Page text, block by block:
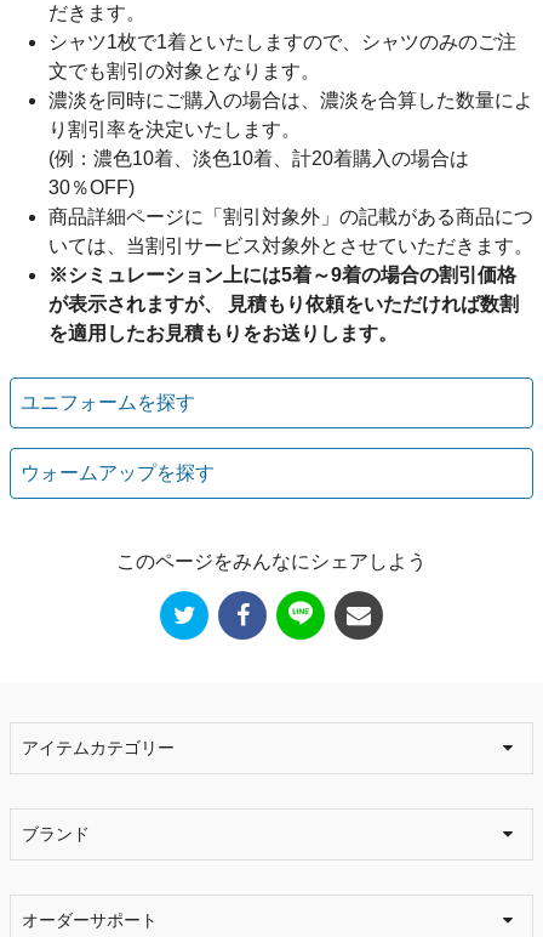
だきます。
シャツ1枚で1着といたしますので、シャツのみのご注
文でも割引の対象となります。
濃淡を同時にご購入の場合は、濃淡を合算した数量によ
り割引率を決定いたします。
(例：濃色10着、淡色10着、計20着購入の場合は
30％OFF)
商品詳細ページに「割引対象外」の記載がある商品につ
いては、当割引サービス対象外とさせていただきます。
※シミュレーション上には5着～9着の場合の割引価格
が表示されますが、 見積もり依頼をいただければ数割
を適用したお見積もりをお送りします。
ユニフォームを探す
ウォームアップを探す
このページをみんなにシェアしよう
アイテムカテゴリー
ブランド
オーダーサポート